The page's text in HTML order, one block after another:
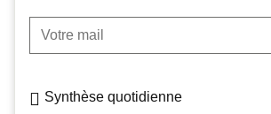
Votre mail
Synthèse quotidienne